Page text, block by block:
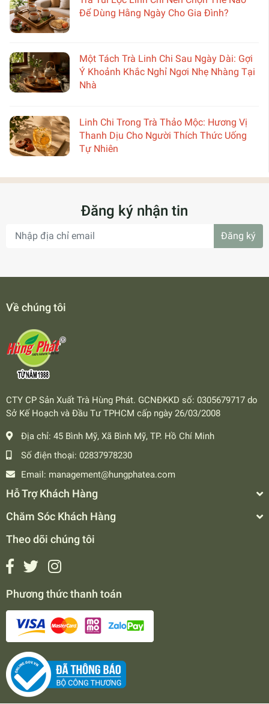
Để Dùng Hằng Ngày Cho Gia Đình?
Một Tách Trà Linh Chi Sau Ngày Dài: Gợi
Ý Khoảnh Khắc Nghỉ Ngơi Nhẹ Nhàng Tại
Nhà
Linh Chi Trong Trà Thảo Mộc: Hương Vị
Thanh Dịu Cho Người Thích Thức Uống
Tự Nhiên
Đăng ký nhận tin
Đăng ký
Về chúng tôi
CTY CP Sản Xuất Trà Hùng Phát. GCNĐKKD số: 0305679717 do
Sở Kế Hoạch và Đầu Tư TPHCM cấp ngày 26/03/2008
Địa chỉ: 45 Bình Mỹ, Xã Bình Mỹ, TP. Hồ Chí Minh
Số điện thoại: 02837978230
Email: management@hungphatea.com
Hỗ Trợ Khách Hàng
Chăm Sóc Khách Hàng
Theo dõi chúng tôi
Phương thức thanh toán